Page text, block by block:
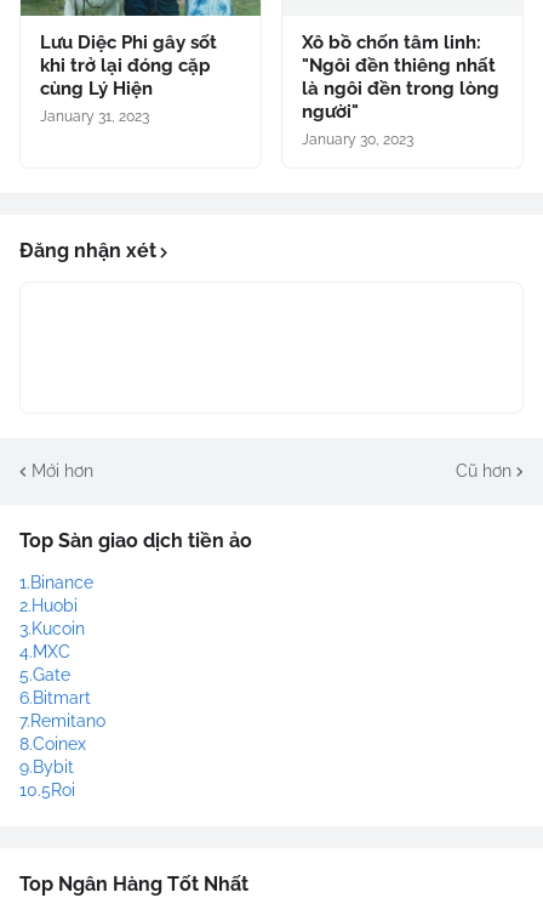
Lưu Diệc Phi gây sốt
khi trở lại đóng cặp
cùng Lý Hiện
January 31, 2023
Xô bồ chốn tâm linh:
"Ngôi đền thiêng nhất
là ngôi đền trong lòng
người"
January 30, 2023
Đăng nhận xét
Mới hơn Cũ hơn
Top Sàn giao dịch tiền ảo
1.Binance
2.Huobi
3.Kucoin
4.MXC
5.Gate
6.Bitmart
7.Remitano
8.Coinex
9.Bybit
10.5Roi
Top Ngân Hàng Tốt Nhất